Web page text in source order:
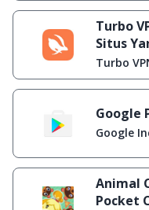
Turbo
Situs
Diblokir
Turbo
Google
Google
Animal
Pocket